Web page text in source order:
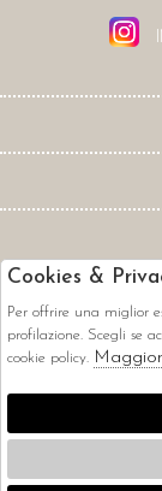
Cookies &
Per offrire una miglior
profilazione. Scegli se
cookie policy.